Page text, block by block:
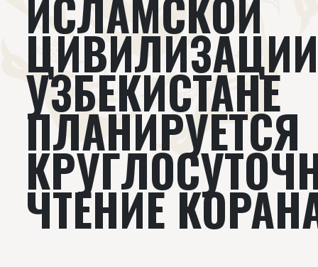
Издательство Новости
Подкасты
Книги Видеолекторий
ИСЛАМСКОЙ
УЗБЕКИСТАНЕ
ПЛАНИРУЕТСЯ
ЧТЕНИЕ